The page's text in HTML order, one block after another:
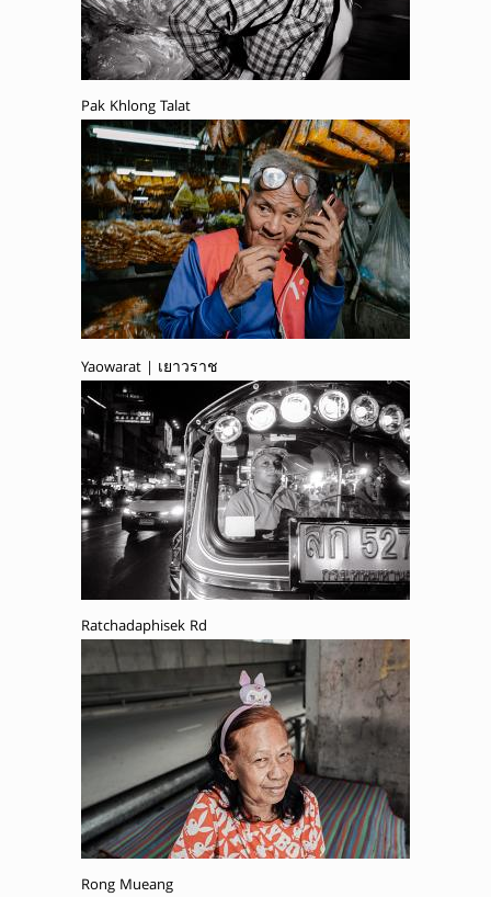
Pak Khlong Talat
Yaowarat | เยาวราช
Ratchadaphisek Rd
Rong Mueang